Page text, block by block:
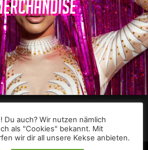
Du auch? Wir nutzen nämlich
als "Cookies" bekannt. Mit
wir dir all unsere Kekse anbieten.